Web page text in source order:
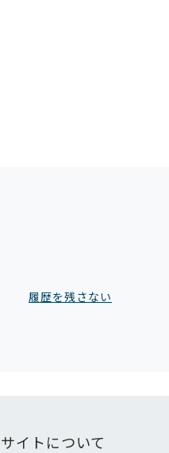
履歴を残さない
サイトについて